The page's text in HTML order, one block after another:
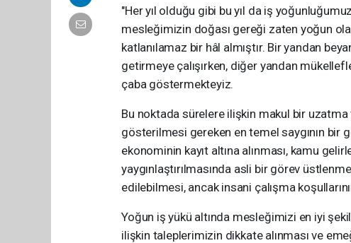
"Her yıl olduğu gibi bu yıl da iş
mesleğimizin doğası gereği zaten yoğun
katlanılamaz bir hâl almıştır. Bir yandan
getirmeye çalışırken, diğer yandan
çaba göstermekteyiz.
Bu noktada sürelere ilişkin makul bir
gösterilmesi gereken en temel saygının bir
ekonominin kayıt altına alınması, kamu
yaygınlaştırılmasında asli bir görev
edilebilmesi, ancak insani çalışma
Yoğun iş yükü altında mesleğimizi en iyi
ilişkin taleplerimizin dikkate alınması ve